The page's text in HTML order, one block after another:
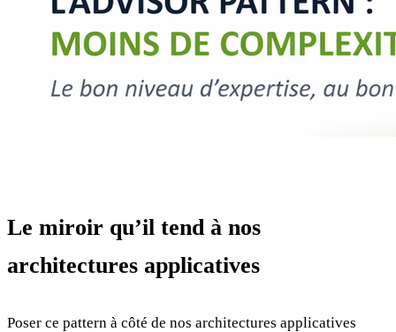
Le miroir qu’il tend à nos
architectures applicatives
Poser ce pattern à côté de nos architectures applicatives